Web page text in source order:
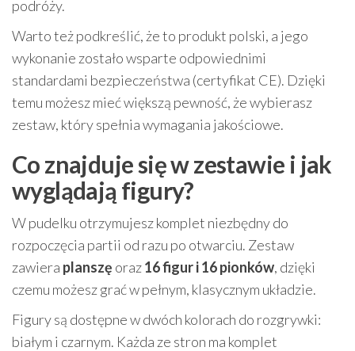
podróży.
Warto też podkreślić, że to produkt polski, a jego
wykonanie zostało wsparte odpowiednimi
standardami bezpieczeństwa (certyfikat CE). Dzięki
temu możesz mieć większą pewność, że wybierasz
zestaw, który spełnia wymagania jakościowe.
Co znajduje się w zestawie i jak
wyglądają figury?
W pudelku otrzymujesz komplet niezbędny do
rozpoczęcia partii od razu po otwarciu. Zestaw
zawiera planszę oraz16 figur i 16 pionków, dzięki
czemu możesz grać w pełnym, klasycznym układzie.
Figury są dostępne w dwóch kolorach do rozgrywki:
białym i czarnym. Każda ze stron ma komplet